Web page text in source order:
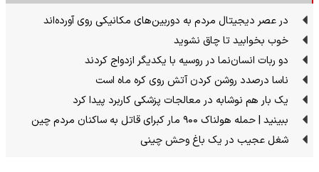
در عصر دیجیتال مردم به دوربین‌های مکانیکی روی آورده‌اند
خوب بخوابید تا چاق نشوید
دو ربات انسان‌نما در روسیه با یکدیگر ازدواج کردند
ناسا درصدد روشن کردن آتش روی کره ماه است
یک بار هم نوشابه در معالجات پزشکی کاربرد پیدا کرد
ببینید | حمله هولناک ۹۰۰ مار کبرای قاتل به ساکنان مردم چین
شغل عجیب در یک باغ وحش چینی